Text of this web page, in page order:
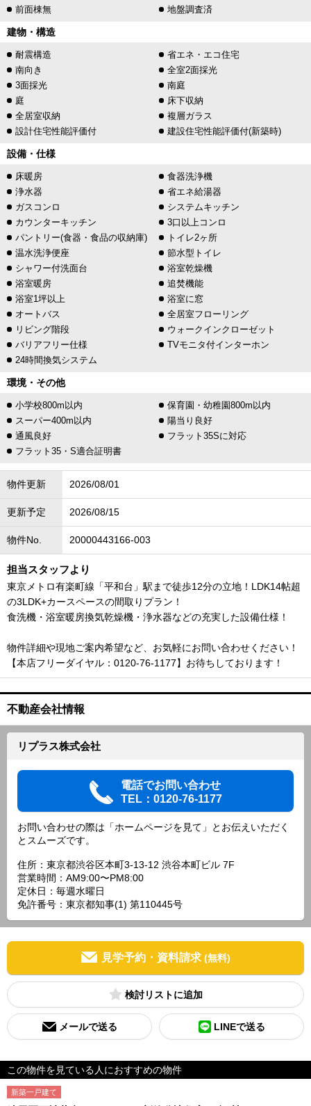
前面棟無
地盤調査済
建物・構造
耐震構造
省エネ・エコ住宅
南向き
全室2面採光
3面採光
南庭
庭
床下収納
全居室収納
複層ガラス
設計住宅性能評価付
建設住宅性能評価付(新築時)
設備・仕様
床暖房
食器洗浄機
浄水器
省エネ給湯器
ガスコンロ
システムキッチン
カウンターキッチン
3口以上コンロ
パントリー(食器・食品の収納庫)
トイレ2ヶ所
温水洗浄便座
節水型トイレ
シャワー付洗面台
浴室乾燥機
浴室暖房
追焚機能
浴室1坪以上
浴室に窓
オートバス
全居室フローリング
リビング階段
ウォークインクローゼット
バリアフリー仕様
TVモニタ付インターホン
24時間換気システム
環境・その他
小学校800m以内
保育園・幼稚園800m以内
スーパー400m以内
陽当り良好
通風良好
フラット35Sに対応
フラット35・S適合証明書
物件更新 2026/08/01
更新予定 2026/08/15
物件No. 20000443166-003
担当スタッフより
東京メトロ有楽町線「平和台」駅まで徒歩12分の立地！LDK14帖超
の3LDK+カースペースの間取りプラン！
食洗機・浴室暖房換気乾燥機・浄水器などの充実した設備仕様！
物件詳細や現地ご案内希望など、お気軽にお問い合わせください！
【本店フリーダイヤル：0120-76-1177】お待ちしております！
不動産会社情報
リプラス株式会社
電話でお問い合わせ
TEL：0120-76-1177
お問い合わせの際は「ホームページを見て」とお伝えいただく
とスムーズです。
住所：東京都渋谷区本町3-13-12 渋谷本町ビル 7F
営業時間：AM9:00〜PM8:00
定休日：毎週水曜日
免許番号：東京都知事(1) 第110445号
見学予約・資料請求 (無料)
検討リスト
メールで送る LINEで送る
この物件を見ている人におすすめの物件
新築一戸建て